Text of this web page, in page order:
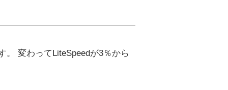
。 変わってLiteSpeedが3％から